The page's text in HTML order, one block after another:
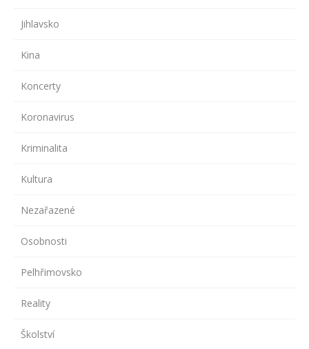
Jihlavsko
Kina
Koncerty
Koronavirus
Kriminalita
Kultura
Nezařazené
Osobnosti
Pelhřimovsko
Reality
Školství